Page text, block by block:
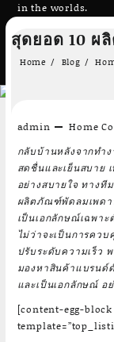
Skip
content
in the worlds.
สุดยอด 10 ผ
Home Blog
admin Home
กลับบ้านหลังจากทำ
สดชื่นและเย็นสบาย
อย่างสบายใจ ทางที
ผลิตภัณฑ์พัดลมเพดา
เป็นเอกลักษณ์เฉพา
ไม่ว่าจะเป็นการคว
ปรับระดับความเร็ว
มองหาสินค้าแบรนด์
และเป็นเอกลักษณ์ อ
[content-egg-block
Add to